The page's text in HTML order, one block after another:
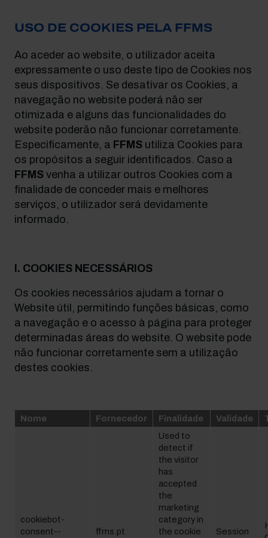
USO DE COOKIES PELA FFMS
Ao aceder ao website, o utilizador aceita
expressamente o uso deste tipo de Cookies nos
seus dispositivos. Se desativar os Cookies, a
navegação no website poderá não ser
otimizada e alguns das funcionalidades do
website poderão não funcionar corretamente.
Especificamente, a FFMS utiliza Cookies para
os propósitos a seguir identificados. Caso a
FFMS venha a utilizar outros Cookies com a
finalidade de conceder mais e melhores
serviços, o utilizador será devidamente
informado.
I. COOKIES NECESSÁRIOS
Os cookies necessários ajudam a tornar o
Website útil, permitindo funções básicas, como
a navegação e o acesso à página para proteger
determinadas áreas do website. O website pode
não funcionar corretamente sem a utilização
destes cookies.
Nome Fornecedor Finalidade Validade
cookiebot-
consent--
ffms.pt
Used to
detect if
the visitor
has
accepted
the
marketing
category in
the cookie
Session